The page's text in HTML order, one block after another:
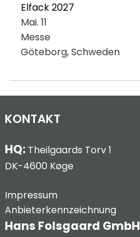
Elfack 2027
Mai. 11
Messe
Göteborg, Schweden
KONTAKT
HQ: Theilgaards Torv 1
DK-4600 Køge
Impressum
Anbieterkennzeichnung
Hans Folsgaard GmbH